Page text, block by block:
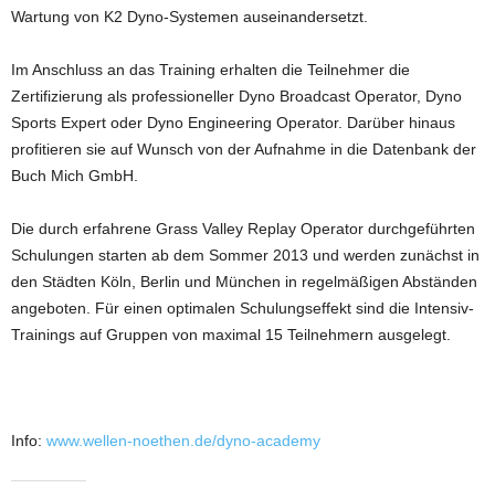
Wartung von K2 Dyno-Systemen auseinandersetzt.
Im Anschluss an das Training erhalten die Teilnehmer die
Zertifizierung als professioneller Dyno Broadcast Operator, Dyno
Sports Expert oder Dyno Engineering Operator. Darüber hinaus
profitieren sie auf Wunsch von der Aufnahme in die Datenbank der
Buch Mich GmbH.
Die durch erfahrene Grass Valley Replay Operator durchgeführten
Schulungen starten ab dem Sommer 2013 und werden zunächst in
den Städten Köln, Berlin und München in regelmäßigen Abständen
angeboten. Für einen optimalen Schulungseffekt sind die Intensiv-
Trainings auf Gruppen von maximal 15 Teilnehmern ausgelegt.
Info: www.wellen-noethen.de/dyno-academy